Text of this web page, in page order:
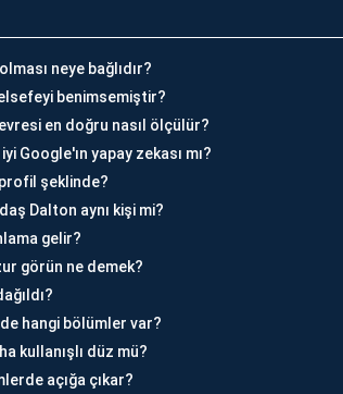
neye bağlıdır?
benimsemiştir?
en doğru nasıl ölçülür?
Google'ın yapay zekası mı?
şeklinde?
Dalton aynı kişi mi?
gelir?
görün ne demek?
hangi bölümler var?
kullanışlı düz mü?
açığa çıkar?